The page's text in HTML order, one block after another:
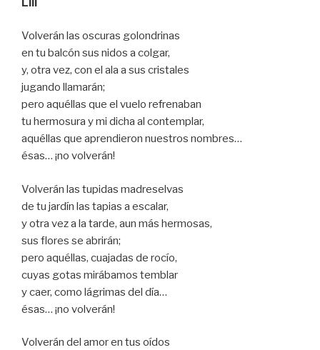
LIII
Volverán las oscuras golondrinas
en tu balcón sus nidos a colgar,
y, otra vez, con el ala a sus cristales
jugando llamarán;
pero aquéllas que el vuelo refrenaban
tu hermosura y mi dicha al contemplar,
aquéllas que aprendieron nuestros nombres…
ésas… ¡no volverán!
Volverán las tupidas madreselvas
de tu jardín las tapias a escalar,
y otra vez a la tarde, aun más hermosas,
sus flores se abrirán;
pero aquéllas, cuajadas de rocío,
cuyas gotas mirábamos temblar
y caer, como lágrimas del día…
ésas… ¡no volverán!
Volverán del amor en tus oídos